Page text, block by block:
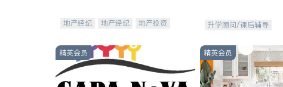
地产经纪 地产经纪
地产投资
升学顾问/课后辅导
精英会员 精英会员